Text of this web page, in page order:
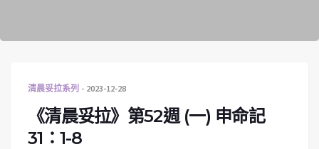
清晨妥拉系列 2023-12-28
《清晨妥拉》第52週 (一) 申命記
31：1-8